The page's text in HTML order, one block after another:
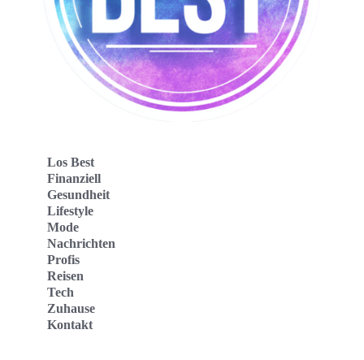
Los Best
Finanziell
Gesundheit
Lifestyle
Mode
Nachrichten
Profis
Reisen
Tech
Zuhause
Kontakt